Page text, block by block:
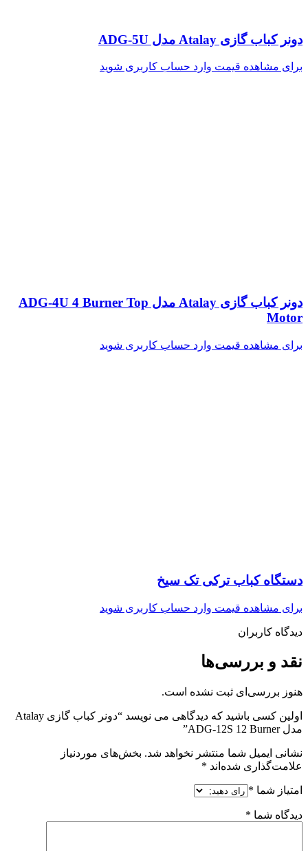
دونر کباب گازی Atalay مدل ADG-5U
برای مشاهده قیمت وارد حساب کاربری شوید
دونر کباب گازی Atalay مدل ADG-4U 4 Burner Top
Motor
برای مشاهده قیمت وارد حساب کاربری شوید
دستگاه کباب ترکی تک سیخ
برای مشاهده قیمت وارد حساب کاربری شوید
دیدگاه کاربران
نقد و بررسی‌ها
هنوز بررسی‌ای ثبت نشده است.
اولین کسی باشید که دیدگاهی می نویسد “دونر کباب گازی Atalay
مدل ADG-12S 12 Burner”
نشانی ایمیل شما منتشر نخواهد شد. بخش‌های موردنیاز
علامت‌گذاری شده‌اند *
امتیاز شما *
دیدگاه شما *